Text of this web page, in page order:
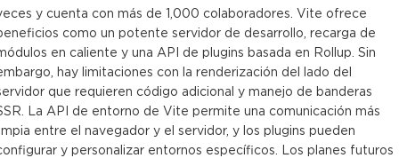
y cuenta con más de 1,000 colaboradores. Vite ofrece
como un potente servidor de desarrollo, recarga de
en caliente y una API de plugins basada en Rollup. Sin
hay limitaciones con la renderización del lado del
que requieren código adicional y manejo de banderas
La API de entorno de Vite permite una comunicación más
entre el navegador y el servidor, y los plugins pueden
y personalizar entornos específicos. Los planes futuros